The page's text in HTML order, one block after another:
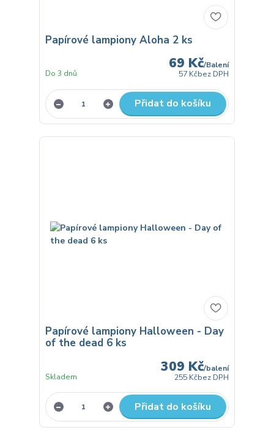
Papírové lampiony Aloha 2 ks
69 Kč/Balení
57 Kčbez DPH
Do 3 dnů
Přidat do košíku
Papírové lampiony Halloween - Day
of the dead 6 ks
309 Kč/balení
255 Kčbez DPH
Skladem
Přidat do košíku